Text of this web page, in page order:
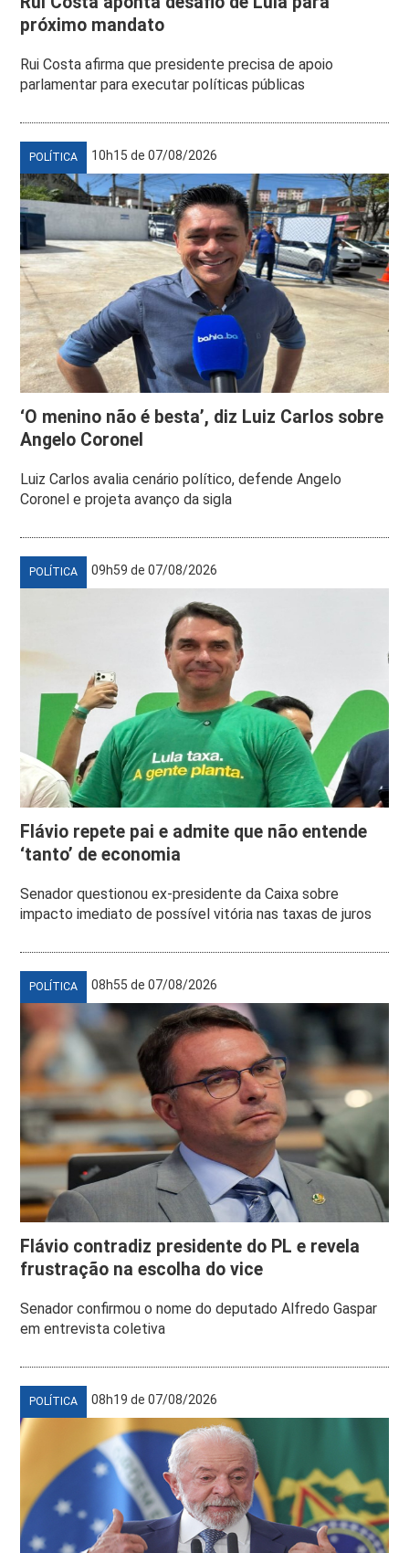
próximo mandato
Rui Costa afirma que presidente precisa de apoio
parlamentar para executar políticas públicas
POLÍTICA 10h15 de 07/08/2026
‘O menino não é besta’, diz Luiz Carlos sobre
Angelo Coronel
Luiz Carlos avalia cenário político, defende Angelo
Coronel e projeta avanço da sigla
POLÍTICA 09h59 de 07/08/2026
Flávio repete pai e admite que não entende
‘tanto’ de economia
Senador questionou ex-presidente da Caixa sobre
impacto imediato de possível vitória nas taxas de juros
POLÍTICA 08h55 de 07/08/2026
Flávio contradiz presidente do PL e revela
frustração na escolha do vice
Senador confirmou o nome do deputado Alfredo Gaspar
em entrevista coletiva
POLÍTICA 08h19 de 07/08/2026